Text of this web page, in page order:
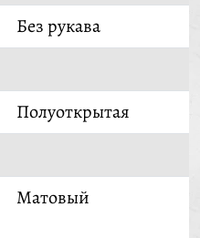
Без рукава
Полуоткрытая
Матовый